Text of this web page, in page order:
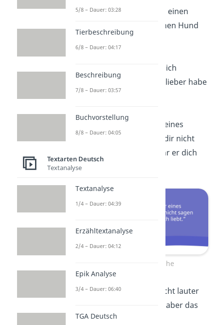
„Wer braucht schon einen
Wecker, wenn er einen Hund
„Je mehr Menschen ich
kennenlerne, desto lieber habe
„Der einzige Fehler eines
Hundes ist, dass er dir nicht
sagen kann, wie sehr er dich
Hundesprüche
„Mein Hund schnarcht lauter
als jeder Mensch — aber das
macht ihn nur noch
5/8 – Dauer: 03:28
Tierbeschreibung
6/8 – Dauer: 04:17
Beschreibung
7/8 – Dauer: 03:57
Buchvorstellung
8/8 – Dauer: 04:05
Textarten Deutsch
Textanalyse
Textanalyse
1/4 – Dauer: 04:39
Erzähltextanalyse
2/4 – Dauer: 04:12
Epik Analyse
3/4 – Dauer: 06:40
TGA Deutsch